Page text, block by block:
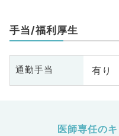
手当/福利厚生
通勤手当 有り
医師専任の